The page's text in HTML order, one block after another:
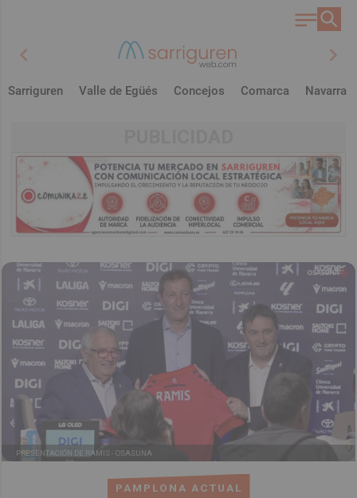
chevron_left chevron_right
Sarriguren Valle de Egüés Concejos Comarca Navarra
PAMPLONA ACTUAL
PRESENTACIÓN DE RAMIS -OSASUNA